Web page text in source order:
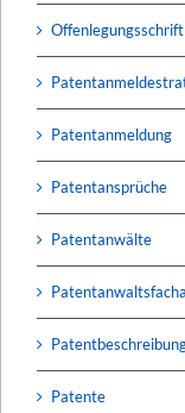
Offenlegungsschrift
Patentanmeldung
Patentansprüche
Patentanwälte
Patente